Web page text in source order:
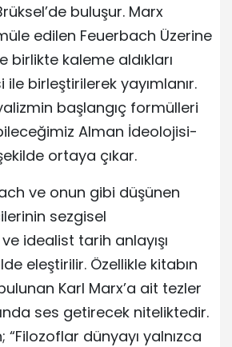
buluşur. Marx
edilen Feuerbach Üzerine
birlikte kaleme aldıkları
birleştirilerek yayımlanır.
başlangıç formülleri
Alman İdeolojisi-
ortaya çıkar.
ve onun gibi düşünen
sezgisel
idealist tarih anlayışı
eleştirilir. Özellikle kitabın
Karl Marx’a ait tezler
ses getirecek niteliktedir.
“Filozoflar dünyayı yalnızca